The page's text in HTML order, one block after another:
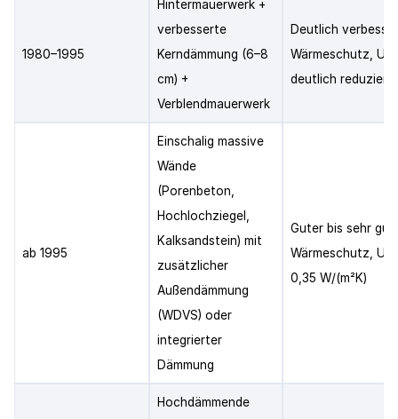
1980–1995
Hintermauerwerk +
verbesserte
Kerndämmung (6–8
cm) +
Verblendmauerwerk
Deutlich
Wärmeschutz, U-
deutlich reduziert
ab 1995
Einschalig massive
Wände
(Porenbeton,
Hochlochziegel,
Kalksandstein) mit
zusätzlicher
Außendämmung
(WDVS) oder
integrierter
Dämmung
Guter bis sehr
Wärmeschutz, U-
0,35 W/(m²K)
Hochdämmende